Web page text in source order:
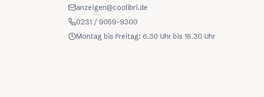
anzeigen@coolibri.de
0231 / 9059-9300
Montag bis Freitag: 6.30 Uhr bis 18.30 Uhr